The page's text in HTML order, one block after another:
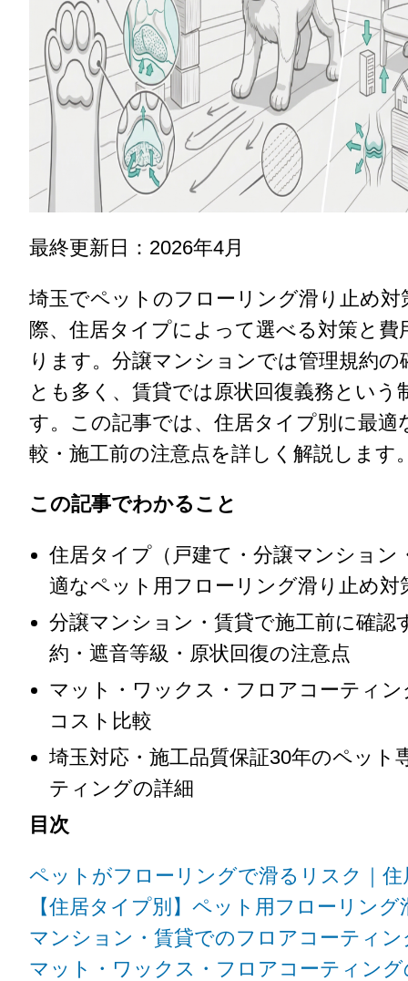
最終更新日：2026年4月
埼玉でペットのフローリング滑り止め対
際、住居タイプによって選べる対策と費
ります。分譲マンションでは管理規約の
とも多く、賃貸では原状回復義務という
す。この記事では、住居タイプ別に最適
較・施工前の注意点を詳しく解説します
この記事でわかること
住居タイプ（戸建て・分譲マンション
適なペット用フローリング滑り止め対
分譲マンション・賃貸で施工前に確認
約・遮音等級・原状回復の注意点
マット・ワックス・フロアコーティ
コスト比較
埼玉対応・施工品質保証30年のペット
ティングの詳細
目次
ペットがフローリングで滑るリスク｜
【住居タイプ別】ペット用フローリン
マンション・賃貸でのフロアコーティ
マット・ワックス・フロアコーティン